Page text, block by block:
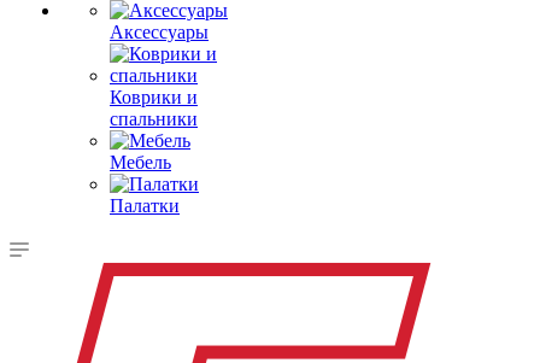
Аксессуары
Коврики и
спальники
Мебель
Палатки